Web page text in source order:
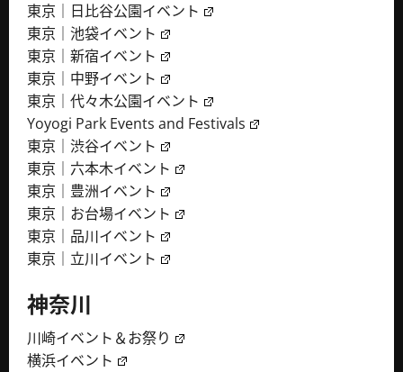
東京｜日比谷公園イベント
東京｜池袋イベント
東京｜新宿イベント
東京｜中野イベント
東京｜代々木公園イベント
Yoyogi Park Events and Festivals
東京｜渋谷イベント
東京｜六本木イベント
東京｜豊洲イベント
東京｜お台場イベント
東京｜品川イベント
東京｜立川イベント
神奈川
川崎イベント＆お祭り
横浜イベント